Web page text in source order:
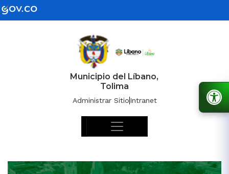
Municipio del Líbano,
Tolima
Administrar SitioIntranet